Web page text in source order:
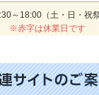
～18:00（土・日・祝
※赤字は休業日です